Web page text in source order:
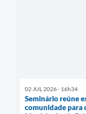
02 JUL 2026 - 16h34
Seminário reúne
comunidade para